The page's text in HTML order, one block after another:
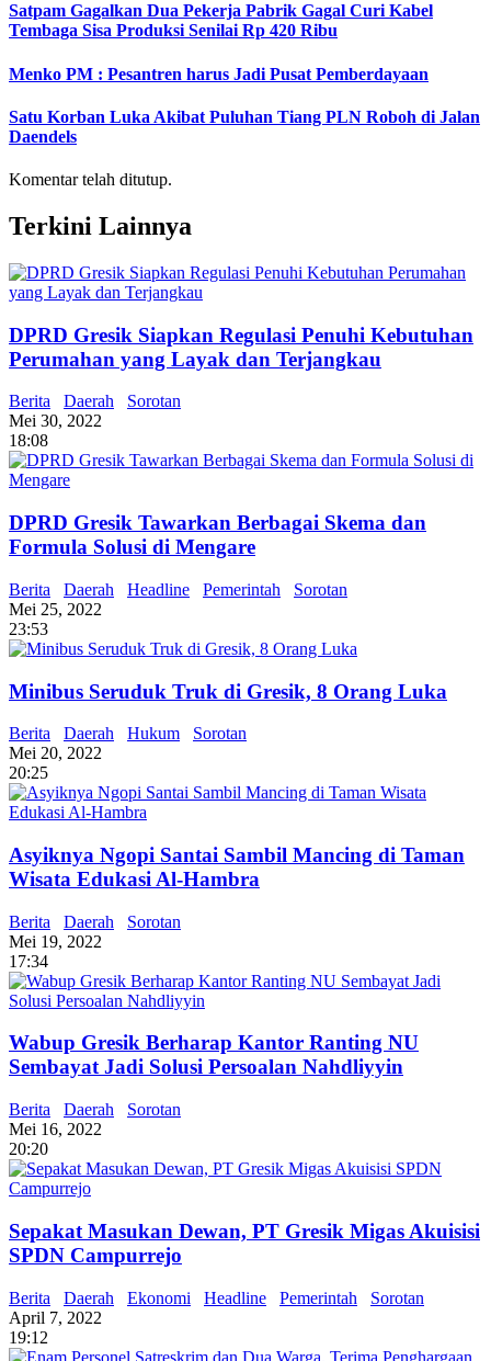
Satpam Gagalkan Dua Pekerja Pabrik Gagal Curi Kabel
Tembaga Sisa Produksi Senilai Rp 420 Ribu
Menko PM : Pesantren harus Jadi Pusat Pemberdayaan
Satu Korban Luka Akibat Puluhan Tiang PLN Roboh di Jalan
Daendels
Komentar telah ditutup.
Terkini Lainnya
DPRD Gresik Siapkan Regulasi Penuhi Kebutuhan
Perumahan yang Layak dan Terjangkau
Berita Daerah
Sorotan
Mei 30, 2022
18:08
DPRD Gresik Tawarkan Berbagai Skema dan
Formula Solusi di Mengare
Berita Daerah Headline Pemerintah
Sorotan
Mei 25, 2022
23:53
Minibus Seruduk Truk di Gresik, 8 Orang Luka
Berita Daerah Hukum
Sorotan
Mei 20, 2022
20:25
Asyiknya Ngopi Santai Sambil Mancing di Taman
Wisata Edukasi Al-Hambra
Berita Daerah
Sorotan
Mei 19, 2022
17:34
Wabup Gresik Berharap Kantor Ranting NU
Sembayat Jadi Solusi Persoalan Nahdliyyin
Berita Daerah
Sorotan
Mei 16, 2022
20:20
Sepakat Masukan Dewan, PT Gresik Migas Akuisisi
SPDN Campurrejo
Berita Daerah Ekonomi Headline Pemerintah
Sorotan
April 7, 2022
19:12